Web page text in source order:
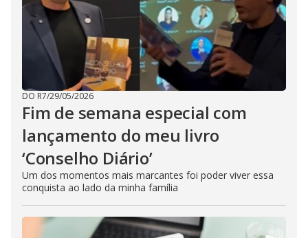
DO R7/29/05/2026
Fim de semana especial com
lançamento do meu livro
‘Conselho Diário’
Um dos momentos mais marcantes foi poder viver essa
conquista ao lado da minha família